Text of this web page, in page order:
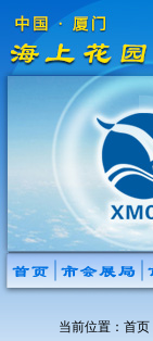
当前位置： 首页